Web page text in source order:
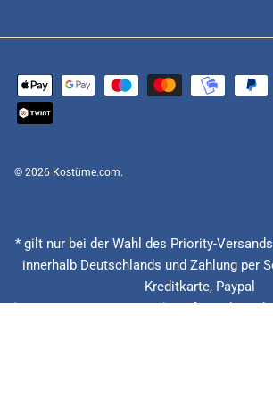
© 2026 Kostüme.com.
* gilt nur bei der Wahl des Priority-
innerhalb Deutschlands und Zahlung per
Kreditkarte, Paypal